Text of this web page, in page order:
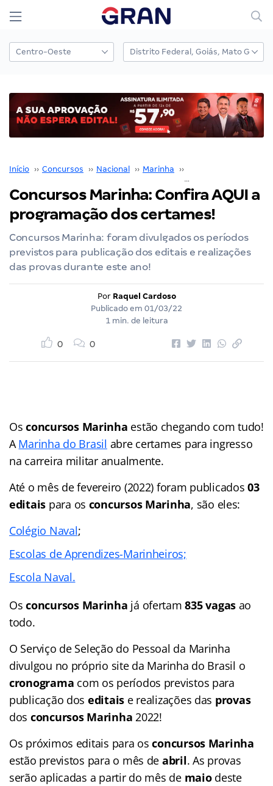
Início ›› Concursos ›› Nacional ›› Marinha ››
Concursos Marinha: Confira AQUI a
programação dos certames!
Concursos Marinha: foram divulgados os períodos
previstos para publicação dos editais e realizações
das provas durante este ano!
Por Raquel Cardoso
Publicado em 01/03/22
1 min. de leitura
0 0
Osconcursos Marinha estão chegando com tudo!
AMarinha do Brasil abre certames para ingresso
na carreira militar anualmente.
Até o mês de fevereiro (2022) foram publicados03
editais para os concursos Marinha, são eles:
Colégio Naval;
Escolas de Aprendizes-Marinheiros;
Escola Naval.
Osconcursos Marinha já ofertam835 vagasao
todo.
O Serviço de Seleção do Pessoal da Marinha
divulgou no próprio site da Marinha do Brasil o
cronograma com os períodos previstos para
publicação dos editais e realizações das provas
dos concursos Marinha 2022!
Os próximos editais para osconcursos Marinha
estão previstos para o mês de abril. As provas
serão aplicadas a partir do mês de maiodeste